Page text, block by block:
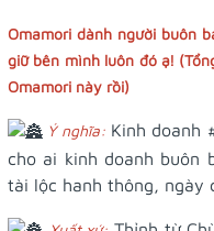
Omamori dành người buôn
giữ bên mình luôn đó ạ!
Omamori này rồi)
Ý nghĩa:Kinh doanh
cho ai kinh doanh buôn
tài lộc hanh thông, ngày